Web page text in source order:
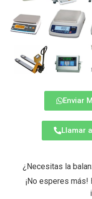
Enviar
Llamar
¿Necesitas la
¡No esperes